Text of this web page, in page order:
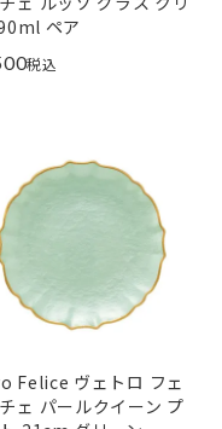
ペア
税込
Felice ヴェトロ フェ
ェ パールクイーン プ